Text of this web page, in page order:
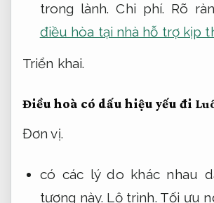
trong lành.Chi phí. Rõ
điều hòa tại nhà hỗ trợ kịp
Triển khai.
Điều hoà có dấu hiệu yếu đi
Đơn vị.
có các lý do khác nhau
tượng này. Lộ trình. Tối ưu